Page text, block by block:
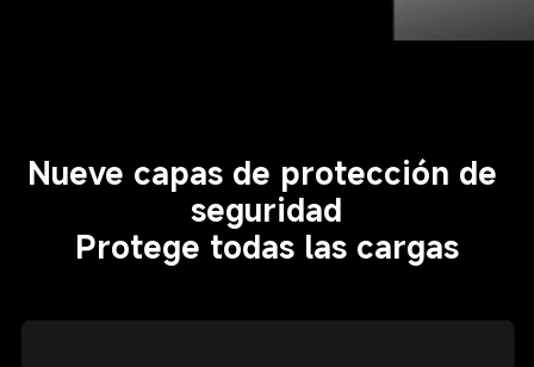
Nueve capas de protección de
seguridad
Protege todas las cargas